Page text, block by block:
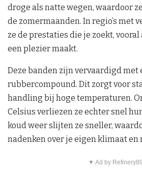
droge als natte wegen, waardoor
de zomermaanden. In regio’s met
ze de prestaties die je zoekt,
een plezier maakt.
Deze banden zijn vervaardigd met
rubbercompound. Dit zorgt voor
handling bij hoge temperaturen.
Celsius verliezen ze echter snel
koud weer slijten ze sneller,
nadenken over je eigen klimaat
▼ Ad by Refinery89